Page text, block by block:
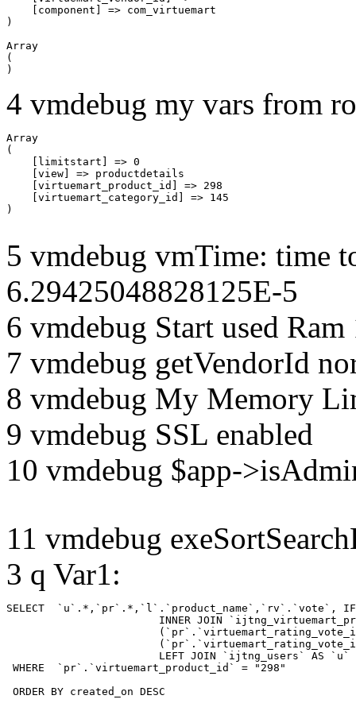
    [component] => com_virtuemart
Array
(
4 vmdebug my vars from
Array
(
    [limitstart] => 0
    [view] => productdetails
    [virtuemart_product_id] => 298
    [virtuemart_category_id] => 145
5 vmdebug vmTime: time
6.29425048828125E-5
6 vmdebug Start used
7 vmdebug getVendorId
8 vmdebug My Memory
9 vmdebug SSL enabled
10 vmdebug $app-
11 vmdebug
3 q Var1:
SELECT  `u`.*,`pr`.*,`l`.`product_name`,`rv`.`vote`,
WHERE  `pr`.`virtuemart_product_id` = "298"
ORDER BY created_on DESC